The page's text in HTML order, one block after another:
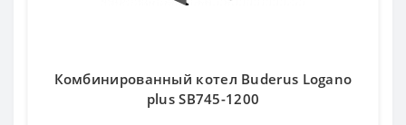
Комбинированный котел Buderus Logano
plus SB745-1200